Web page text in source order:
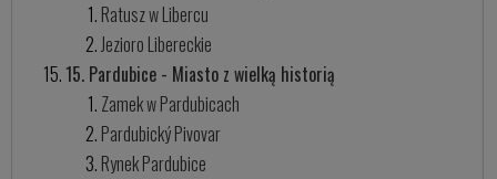
Ratusz w Libercu
Jezioro Libereckie
15. Pardubice - Miasto z wielką historią
Zamek w Pardubicach
Pardubický Pivovar
Rynek Pardubice